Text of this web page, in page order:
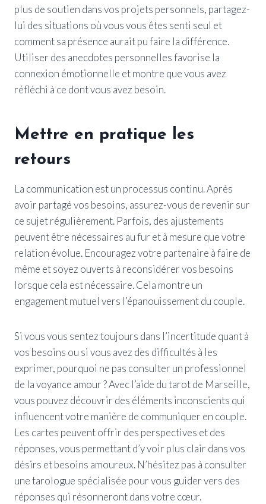
plus de soutien dans vos projets personnels, partagez-
lui des situations où vous vous êtes senti seul et
comment sa présence aurait pu faire la différence.
Utiliser des anecdotes personnelles favorise la
connexion émotionnelle et montre que vous avez
réfléchi à ce dont vous avez besoin.
Mettre en pratique les
retours
La communication est un processus continu. Après
avoir partagé vos besoins, assurez-vous de revenir sur
ce sujet régulièrement. Parfois, des ajustements
peuvent être nécessaires au fur et à mesure que votre
relation évolue. Encouragez votre partenaire à faire de
même et soyez ouverts à reconsidérer vos besoins
lorsque cela est nécessaire. Cela montre un
engagement mutuel vers l’épanouissement du couple.
Si vous vous sentez toujours dans l’incertitude quant à
vos besoins ou si vous avez des difficultés à les
exprimer, pourquoi ne pas consulter un professionnel
de la voyance amour ? Avec l’aide du tarot de Marseille,
vous pouvez découvrir des éléments inconscients qui
influencent votre manière de communiquer en couple.
Les cartes peuvent offrir des perspectives et des
réponses, vous permettant d’y voir plus clair dans vos
désirs et besoins amoureux. N’hésitez pas à consulter
une tarologue spécialisée pour vous guider vers des
réponses qui résonneront dans votre cœur.